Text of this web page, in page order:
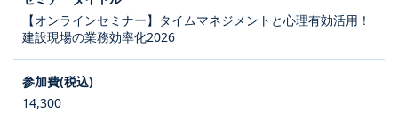
【オンラインセミナー】タイムマネジメントと心理有効活用！
建設現場の業務効率化2026
14,300